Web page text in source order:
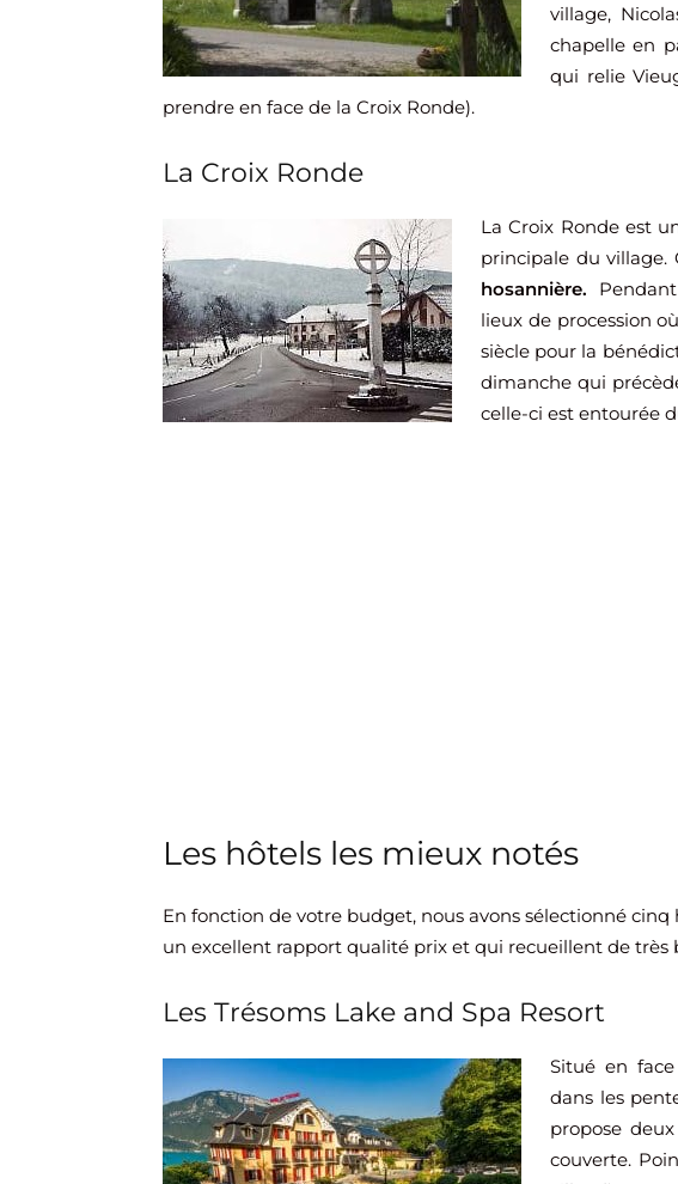
village,
chapelle en
qui relie
prendre en face de la Croix Ronde).
La Croix Ronde
La Croix Ronde est
principale du village.
hosannière.
lieux de procession
siècle pour la
dimanche qui
celle-ci est entourée
Les hôtels les mieux notés
En fonction de votre budget, nous avons sélectionné
un excellent rapport qualité prix et qui recueillent de très
Les Trésoms Lake and Spa Resort
Situé en
dans les
propose
couverte.